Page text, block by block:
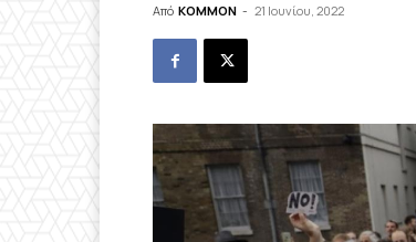
Από KOMMON - 21 Ιουνίου, 2022